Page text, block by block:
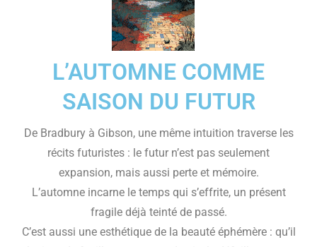
L’AUTOMNE COMME
SAISON DU FUTUR
De Bradbury à Gibson, une même intuition traverse les
récits futuristes : le futur n’est pas seulement
expansion, mais aussi perte et mémoire.
L’automne incarne le temps qui s’effrite, un présent
fragile déjà teinté de passé.
C’est aussi une esthétique de la beauté éphémère : qu’il